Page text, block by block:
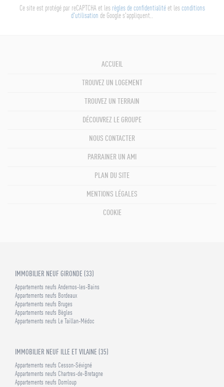
Ce site est protégé par reCAPTCHA et les règles de confidentialitéet les conditions
d'utilisation de Google s'appliquent..
ACCUEIL
TROUVEZ UN LOGEMENT
TROUVEZ UN TERRAIN
DÉCOUVREZ LE GROUPE
NOUS CONTACTER
PARRAINER UN AMI
PLAN DU SITE
MENTIONS LÉGALES
COOKIE
IMMOBILIER NEUF GIRONDE (33)
Appartements neufs Andernos-les-Bains
Appartements neufs Bordeaux
Appartements neufs Bruges
Appartements neufs Bègles
Appartements neufs Le Taillan-Médoc
IMMOBILIER NEUF ILLE ET VILAINE (35)
Appartements neufs Cesson-Sévigné
Appartements neufs Chartres-de-Bretagne
Appartements neufs Domloup